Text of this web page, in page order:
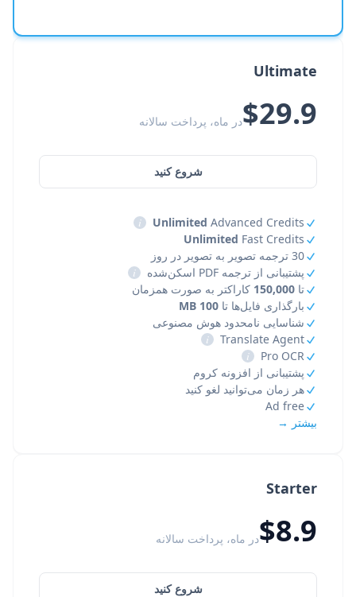
Starter
$8.9در ماه، پرداخت سالانه
شروع کنید
Ultimate
$29.9در ماه، پرداخت سالانه
شروع کنید
Unlimited Advanced Credits
i
Unlimited Fast Credits
30 ترجمه تصویر به تصویر در روز
پشتیبانی از ترجمه PDF اسکن‌شده
i
تا 150,000 کاراکتر به صورت همزمان
بارگذاری فایل‌ها تا 100 MB
شناسایی نامحدود هوش مصنوعی
Translate Agent
i
Pro OCR
i
پشتیبانی از افزونه کروم
هر زمان می‌توانید لغو کنید
Ad free
بیشتر →